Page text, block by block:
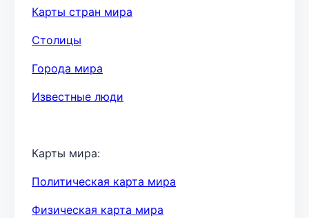
Карты стран мира
Столицы
Города мира
Известные люди
Карты мира:
Политическая карта мира
Физическая карта мира